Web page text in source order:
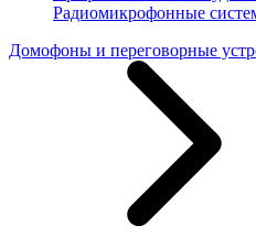
Радиомикрофонные
Домофоны и переговорные